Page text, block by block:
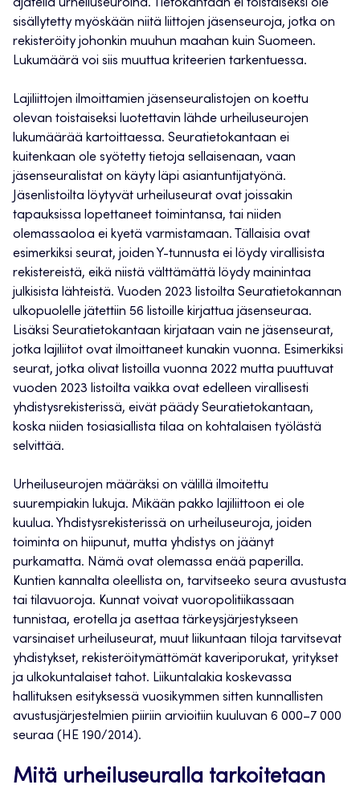
ajatella urheiluseuroina. Tietokantaan ei toistaiseksi ole
sisällytetty myöskään niitä liittojen jäsenseuroja, jotka on
rekisteröity johonkin muuhun maahan kuin Suomeen.
Lukumäärä voi siis muuttua kriteerien tarkentuessa.
Lajiliittojen ilmoittamien jäsenseuralistojen on koettu
olevan toistaiseksi luotettavin lähde urheiluseurojen
lukumäärää kartoittaessa. Seuratietokantaan ei
kuitenkaan ole syötetty tietoja sellaisenaan, vaan
jäsenseuralistat on käyty läpi asiantuntijatyönä.
Jäsenlistoilta löytyvät urheiluseurat ovat joissakin
tapauksissa lopettaneet toimintansa, tai niiden
olemassaoloa ei kyetä varmistamaan. Tällaisia ovat
esimerkiksi seurat, joiden Y-tunnusta ei löydy virallisista
rekistereistä, eikä niistä välttämättä löydy mainintaa
julkisista lähteistä. Vuoden 2023 listoilta Seuratietokannan
ulkopuolelle jätettiin 56 listoille kirjattua jäsenseuraa.
Lisäksi Seuratietokantaan kirjataan vain ne jäsenseurat,
jotka lajiliitot ovat ilmoittaneet kunakin vuonna. Esimerkiksi
seurat, jotka olivat listoilla vuonna 2022 mutta puuttuvat
vuoden 2023 listoilta vaikka ovat edelleen virallisesti
yhdistysrekisterissä, eivät päädy Seuratietokantaan,
koska niiden tosiasiallista tilaa on kohtalaisen työlästä
selvittää.
Urheiluseurojen määräksi on välillä ilmoitettu
suurempiakin lukuja. Mikään pakko lajiliittoon ei ole
kuulua. Yhdistysrekisterissä on urheiluseuroja, joiden
toiminta on hiipunut, mutta yhdistys on jäänyt
purkamatta. Nämä ovat olemassa enää paperilla.
Kuntien kannalta oleellista on, tarvitseeko seura avustusta
tai tilavuoroja. Kunnat voivat vuoropolitiikassaan
tunnistaa, erotella ja asettaa tärkeysjärjestykseen
varsinaiset urheiluseurat, muut liikuntaan tiloja tarvitsevat
yhdistykset, rekisteröitymättömät kaveriporukat, yritykset
ja ulkokuntalaiset tahot. Liikuntalakia koskevassa
hallituksen esityksessä vuosikymmen sitten kunnallisten
avustusjärjestelmien piiriin arvioitiin kuuluvan 6 000–7 000
seuraa (HE 190/2014).
Mitä urheiluseuralla tarkoitetaan